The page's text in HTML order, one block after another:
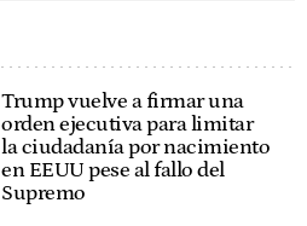
Trump vuelve a firmar una
orden ejecutiva para limitar
la ciudadanía por nacimiento
en EEUU pese al fallo del
Supremo